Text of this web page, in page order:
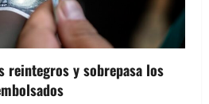
reintegros y sobrepasa los